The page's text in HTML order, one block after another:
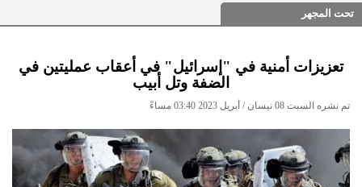
تحت المجهر
تعزيزات أمنية في "إسرائيل" في أعقاب عمليتين في
الضفة وتل أبيب
تم نشره السبت 08 نيسان / أبريل 2023 03:40 مساءً